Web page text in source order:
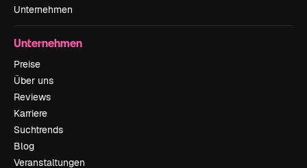
Unternehmen
Unternehmen
Preise
Über uns
Reviews
Karriere
Suchtrends
Blog
Veranstaltungen